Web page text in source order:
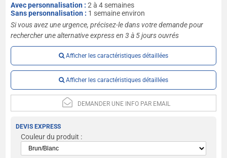
Avec personnalisation :2 à 4 semaines
Sans personnalisation : 1 semaine environ
Si vous avez une urgence, précisez-le dans votre demande pour
rechercher une alternative express en 3 à 5 jours ouvrés
Afficher les caractéristiques détaillées
Afficher les caractéristiques détaillées
DEMANDER UNE INFO PAR EMAIL
DEVIS EXPRESS
Couleur du produit :